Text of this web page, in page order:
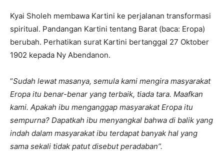
Kyai Sholeh membawa Kartini ke perjalanan transformasi
spiritual. Pandangan Kartini tentang Barat (baca: Eropa)
berubah. Perhatikan surat Kartini bertanggal 27 Oktober
1902 kepada Ny Abendanon.
“Sudah lewat masanya, semula kami mengira masyarakat
Eropa itu benar-benar yang terbaik, tiada tara. Maafkan
kami. Apakah ibu menganggap masyarakat Eropa itu
sempurna? Dapatkah ibu menyangkal bahwa di balik yang
indah dalam masyarakat ibu terdapat banyak hal yang
sama sekali tidak patut disebut peradaban”.